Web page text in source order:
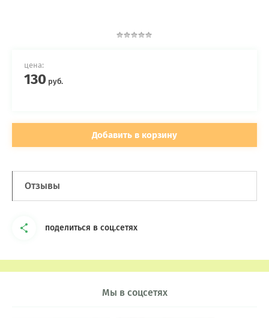
цена:
130 руб.
Добавить в корзину
Отзывы
поделиться в соц.сетях
Мы в соцсетях